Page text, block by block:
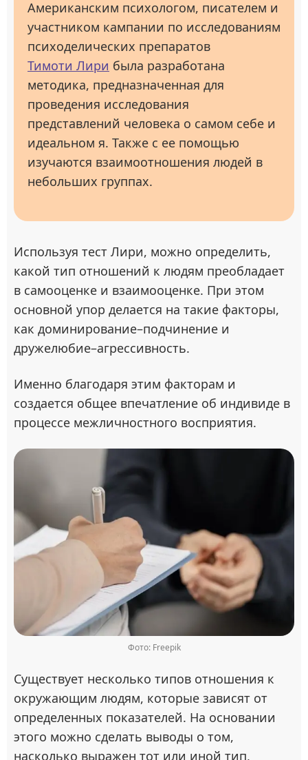
Американским психологом, писателем и
участником кампании по исследованиям
психоделических препаратов
Тимоти Лири была разработана
методика, предназначенная для
проведения исследования
представлений человека о самом себе и
идеальном я. Также с ее помощью
изучаются взаимоотношения людей в
небольших группах.
Используя тест Лири, можно определить,
какой тип отношений к людям преобладает
в самооценке и взаимооценке. При этом
основной упор делается на такие факторы,
как доминирование–подчинение и
дружелюбие–агрессивность.
Именно благодаря этим факторам и
создается общее впечатление об индивиде в
процессе межличностного восприятия.
Фото: Freepik
Существует несколько типов отношения к
окружающим людям, которые зависят от
определенных показателей. На основании
этого можно сделать выводы о том,
насколько выражен тот или иной тип,